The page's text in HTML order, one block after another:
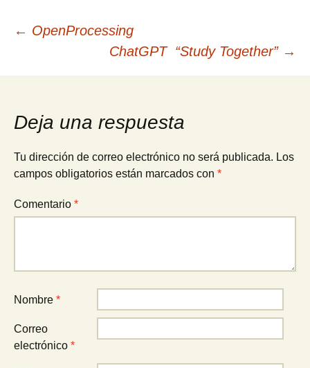
Navegación
de
entradas
← OpenProcessing
ChatGPT “Study Together” →
Deja una respuesta
Tu dirección de correo electrónico no será publicada. Los
campos obligatorios están marcados con *
Comentario *
Nombre *
Correo
electrónico *